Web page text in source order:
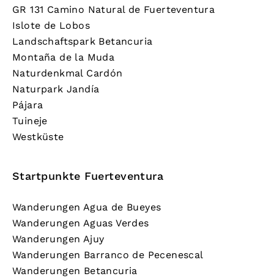
GR 131 Camino Natural de Fuerteventura
Islote de Lobos
Landschaftspark Betancuria
Montaña de la Muda
Naturdenkmal Cardón
Naturpark Jandía
Pájara
Tuineje
Westküste
Startpunkte Fuerteventura
Wanderungen Agua de Bueyes
Wanderungen Aguas Verdes
Wanderungen Ajuy
Wanderungen Barranco de Pecenescal
Wanderungen Betancuria